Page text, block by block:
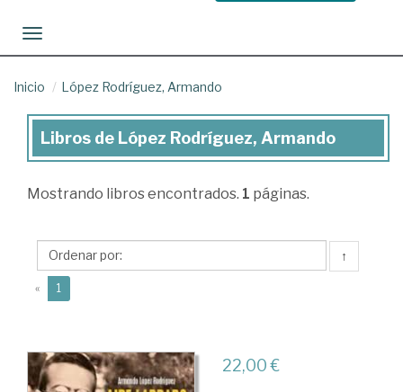
Toggle navigation
Inicio López Rodríguez, Armando
Libros
López
Armando
Libros de López Rodríguez, Armando
Mostrando libros encontrados. 1 páginas.
↑
« 1
22,00 €